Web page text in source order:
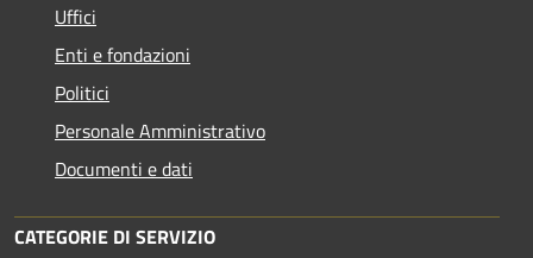
Uffici
Enti e fondazioni
Politici
Personale Amministrativo
Documenti e dati
CATEGORIE DI SERVIZIO